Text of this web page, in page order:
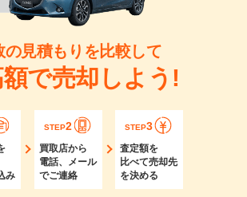
の見積もりを比較して
で売却しよう!
み
STEP2
買取店から
電話、メール
でご連絡
STEP3
査定額を
比べて売却先
を決める